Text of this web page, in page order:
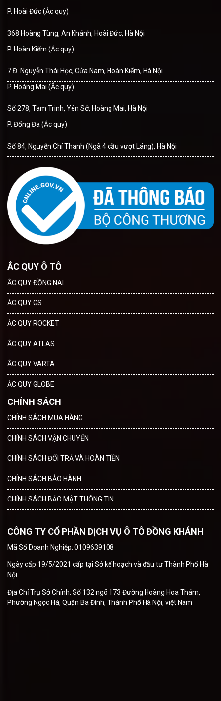
P. Hoài Đức (Ắc quy)
368 Hoàng Tùng, An Khánh, Hoài Đức, Hà Nội
P. Hoàn Kiếm (Ắc quy)
7 Đ. Nguyễn Thái Học, Cửa Nam, Hoàn Kiếm, Hà Nội
P. Hoàng Mai (Ắc quy)
Số 278, Tam Trinh, Yên Sở, Hoàng Mai, Hà Nội
P. Đống Đa (Ắc quy)
Số 84, Nguyễn Chí Thanh (Ngã 4 cầu vượt Láng), Hà Nội
ẮC QUY Ô TÔ
ẮC QUY ĐỒNG NAI
ẮC QUY GS
ẮC QUY ROCKET
ẮC QUY ATLAS
ẮC QUY VARTA
ẮC QUY GLOBE
CHÍNH SÁCH
CHÍNH SÁCH MUA HÀNG
CHÍNH SÁCH VẬN CHUYỂN
CHÍNH SÁCH ĐỔI TRẢ VÀ HOÀN TIỀN
CHÍNH SÁCH BẢO HÀNH
CHÍNH SÁCH BẢO MẬT THÔNG TIN
CÔNG TY CỔ PHẦN DỊCH VỤ Ô TÔ ĐỒNG KHÁNH
Mã Số Doanh Nghiệp: 0109639108
Ngày cấp 19/5/2021 cấp tại Sở kế hoạch và đầu tư Thành Phố Hà
Nội
Địa Chỉ Trụ Sở Chính: Số 132 ngõ 173 Đường Hoàng Hoa Thám,
Phường Ngọc Hà, Quận Ba Đình, Thành Phố Hà Nội, việt Nam